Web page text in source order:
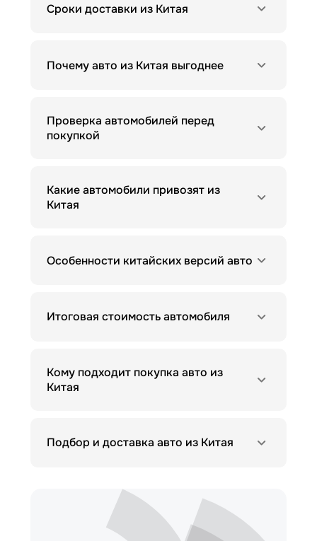
Сроки доставки из Китая
Почему авто из Китая выгоднее
Проверка автомобилей перед
покупкой
Какие автомобили привозят из
Китая
Особенности китайских версий авто
Итоговая стоимость автомобиля
Кому подходит покупка авто из
Китая
Подбор и доставка авто из Китая